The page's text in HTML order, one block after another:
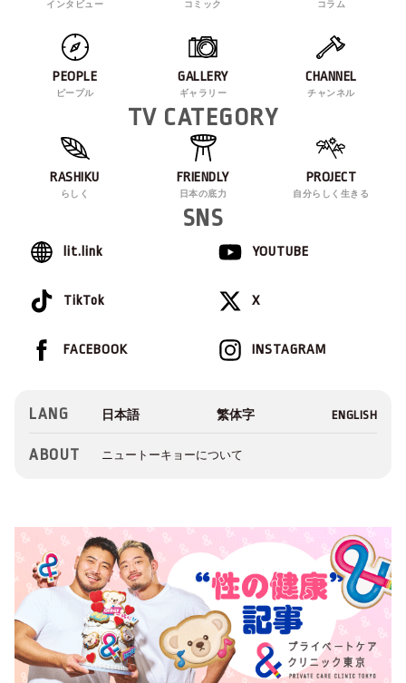
インタビュー コミック コラム
PEOPLE
ピープル
GALLERY
ギャラリー
CHANNEL
チャンネル
TV CATEGORY
RASHIKU
らしく
FRIENDLY
日本の底力
PROJECT
自分らしく生きる
SNS
lit.link YOUTUBE
TikTok X
INSTAGRAM
FACEBOOK
LANG
ABOUT ニュートーキョーについて